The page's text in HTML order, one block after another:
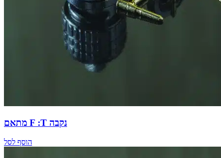
מתאם F :T נקבה
הוסף לסל